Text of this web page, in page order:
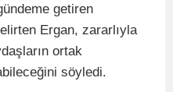
getiren
Ergan, zararlıyla
ortak
söyledi.